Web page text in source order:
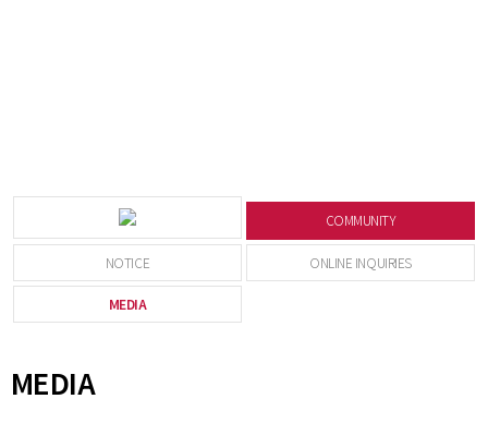
COMMUNITY
NOTICE ONLINE INQUIRIES
MEDIA
MEDIA